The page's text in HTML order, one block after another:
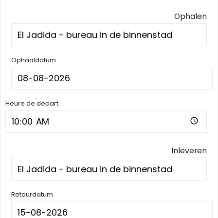
Ophalen
Ophaaldatum
Heure de depart
Inleveren
Retourdatum